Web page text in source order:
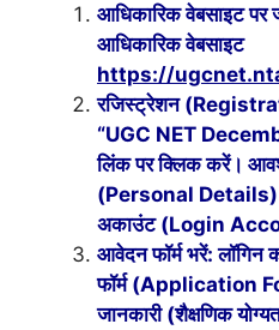
आधिकारिक वेबसाइट
आधिकारिक वेबसाइट
https://
रजिस्ट्रेशन
“UGC NET
लिंक पर क्लिक करें।
(Personal Details)
अकाउंट (Login
आवेदन फॉर्म भरें:
फॉर्म (Application
जानकारी (शैक्षणिक